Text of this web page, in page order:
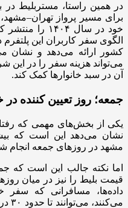
در همین راستا، مستربلیط
برای مسیر پرواز
خود در سال
الگوی سفر کاربران این
کشور ارائه می‌دهد و نشان
می‌تواند هزینه سفر را در
آن در سبد خانوارها کمک کند.
جمعه؛ روز تعیین‌ کننده
یکی از بخش‌های مهمی که
نشان می‌دهد این است که
مشهد در روزهای جمعه انجام
اما نکته جالب این است که
قیمت بلیط را نیز در میان
داده‌ها، مسافرانی که سفر